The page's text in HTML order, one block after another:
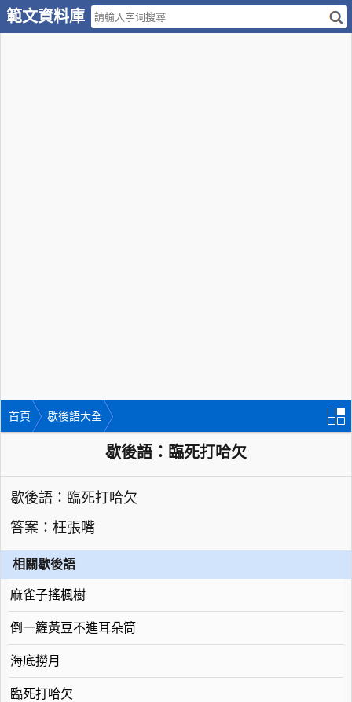
範文資料庫
首頁 歇後語大全
歇後語：臨死打哈欠
歇後語：臨死打哈欠
答案：枉張嘴
相關歇後語
麻雀子搖楓樹
倒一籮黃豆不進耳朵筒
海底撈月
臨死打哈欠